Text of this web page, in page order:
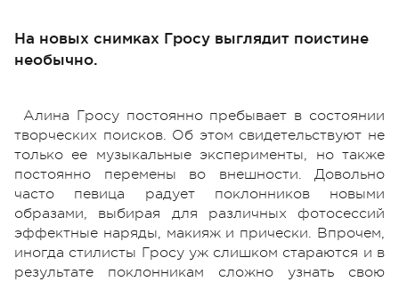
На новых снимках Гросу выглядит поистине
необычно.
Алина Гросу постоянно пребывает в состоянии
творческих поисков. Об этом свидетельствуют не
только ее музыкальные эксперименты, но также
постоянно перемены во внешности. Довольно
часто певица радует поклонников новыми
образами, выбирая для различных фотосессий
эффектные наряды, макияж и прически. Впрочем,
иногда стилисты Гросу уж слишком стараются и в
результате поклонникам сложно узнать свою